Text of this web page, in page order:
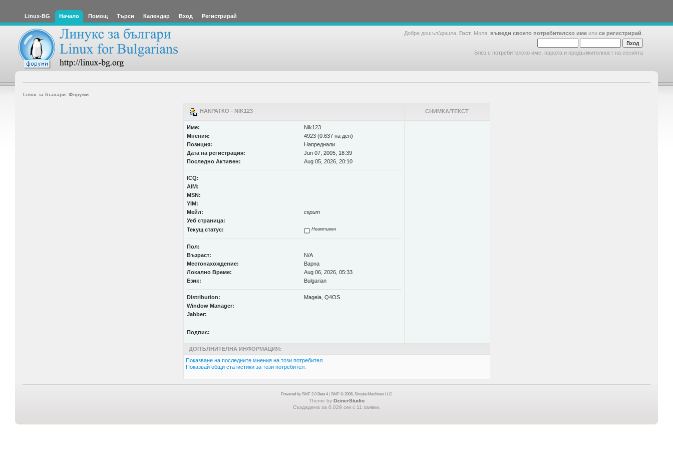
Linux-BG Начало Помощ Търси Календар Вход Регистрирай
Добре дошъл/дошла, Гост . Моля, въведи своето потребителско име или се регистрирай
Влез с потребителско име, парола и продължителност на сесията
Linux за българи: Форуми
НАКРАТКО - NIK123 СНИМКА/ТЕКСТ
Име:
Nik123
Мнения:
4923 (0.637 на ден)
Позиция:
Напреднали
Дата на регистрация:
Jun 07, 2005, 18:39
Последно Активен:
Aug 05, 2026, 20:10
ICQ:
AIM:
MSN:
YIM:
Мейл:
скрит
Уеб страница:
Текущ статус:
Неактивен
Пол:
Възраст:
N/A
Местонахождение:
Варна
Локално Време:
Aug 06, 2026, 05:33
Език:
Bulgarian
Distribution:
Mageia, Q4OS
Window Manager:
Jabber:
Подпис:
ДОПЪЛНИТЕЛНА ИНФОРМАЦИЯ:
Показване на последните мнения на този потребител.
Показвай общи статистики за този потребител.
Powered by SMF 2.0 Beta 4 SMF © 2006, Simple Machines LLC
Theme by DzinerStudio
Създадена за 0.029 сек с 11 заявки.